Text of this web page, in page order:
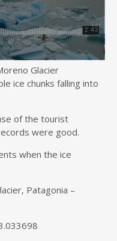
Glacier
ice chunks falling into
of the tourist
were good.
when the ice
Patagonia –